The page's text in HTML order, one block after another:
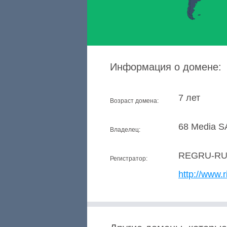
Информация о домене:
Возраст домена: 7 лет
Владелец: 68 Media
Регистратор:
REGRU-RU
http://